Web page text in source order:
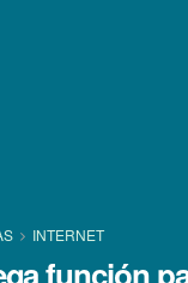
INTERNET
función